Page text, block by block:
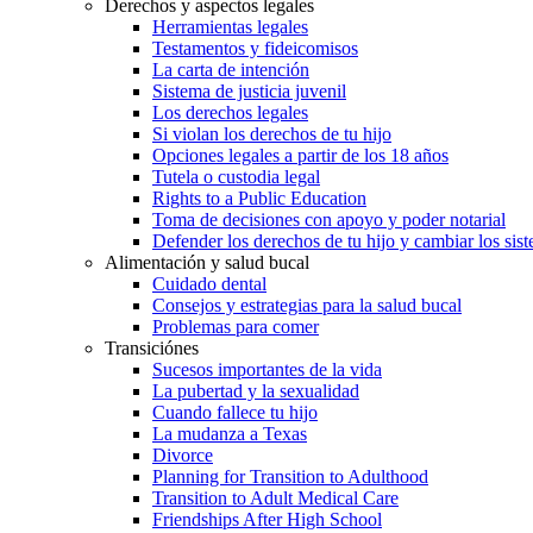
Derechos y aspectos legales
Herramientas legales
Testamentos y fideicomisos
La carta de intención
Sistema de justicia juvenil
Los derechos legales
Si violan los derechos de tu hijo
Opciones legales a partir de los 18 años
Tutela o custodia legal
Rights to a Public Education
Toma de decisiones con apoyo y poder notarial
Defender los derechos de tu hijo y cambiar los
Alimentación y salud bucal
Cuidado dental
Consejos y estrategias para la salud bucal
Problemas para comer
Transiciónes
Sucesos importantes de la vida
La pubertad y la sexualidad
Cuando fallece tu hijo
La mudanza a Texas
Divorce
Planning for Transition to Adulthood
Transition to Adult Medical Care
Friendships After High School